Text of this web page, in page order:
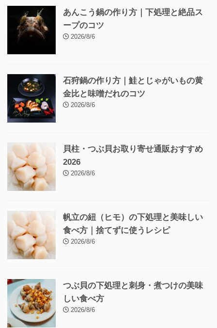
あんこう鍋の作り方｜下処理と絶品ス
ープのコツ
2026/8/6
石狩鍋の作り方｜鮭とじゃがいもの黄
金比と味噌だれのコツ
2026/8/6
貝柱・つぶ貝お取り寄せ通販おすすめ
2026
2026/8/6
帆立の紐（ヒモ）の下処理と美味しい
食べ方｜捨てずに使うレシピ
2026/8/6
つぶ貝の下処理と刺身・煮つけの美味
しい食べ方
2026/8/6